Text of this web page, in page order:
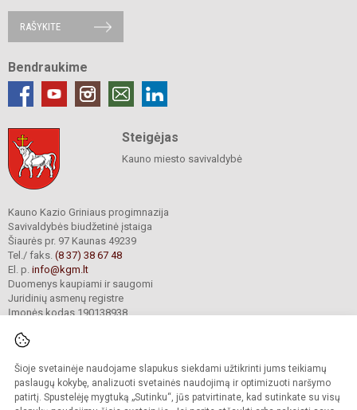
Šioje svetainėje naudojame slapukus siekdami užtikrinti jums teikiamų
paslaugų kokybę, analizuoti svetainės naudojimą ir optimizuoti naršymo
patirtį. Spustelėję mygtuką „Sutinku“, jūs patvirtinate, kad sutinkate su visų
RAŠYKITE
Bendraukime
Steigėjas
Kauno miesto savivaldybė
Kauno Kazio Griniaus progimnazija
Savivaldybės biudžetinė įstaiga
Šiaurės pr. 97 Kaunas 49239
Tel./ faks. (8 37) 38 67 48
El. p. info@kgm.lt
Duomenys kaupiami ir saugomi
Juridinių asmenų registre
Įmonės kodas 190138938
© 2024. Kauno Kazio Griniaus progimnazija. Visos teisės saugomos.
Kopijuoti turinį be raštiško progimnazijos sutikimo griežtai draudžiama.
Prieinamumo paraiška Slapukų valdymas